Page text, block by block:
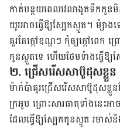
កាត់បន្ថយពេលវេលាងូតទឹកកូ
យូរអាចធ្វើឱ្យស្បែកស្ងួត។ ម៉្យា
គួរតែក្តៅឧណ្ហៗ កុំឲ្យ​ក្ដៅពេក​ ព្
កូនស្ងួតទេ ហើយថែមទំាងធ្វើឱ្
២. ជ្រើសរើសសាប៊ូដុសខ្លួន
ម៉ាក់ប៉ាគួរជ្រើសរើសសាប៊ូដុសខ្លួន
ក្រអូប ព្រោះសារធាតុ​ទាំងនេះអ
ដែលធ្វើឱ្យស្បែកកូនស្ងួត រមាស់